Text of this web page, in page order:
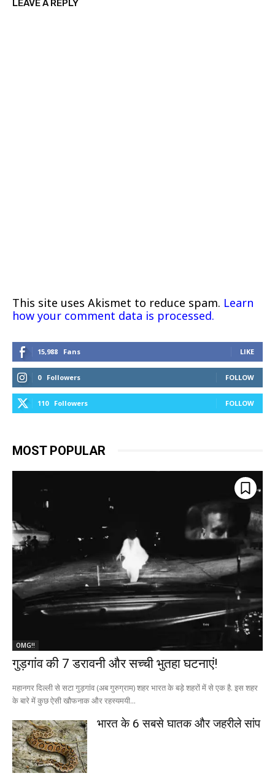
LEAVE A REPLY
This site uses Akismet to reduce spam. Learn
how your comment data is processed.
15,988 Fans LIKE
0 Followers FOLLOW
110 Followers FOLLOW
MOST POPULAR
OMG!!
गुड़गांव की 7 डरावनी और सच्ची भुतहा घटनाएं!
महानगर दिल्ली से सटा गुड़गांव (अब गुरुग्राम) शहर भारत के बड़े शहरों में से एक है. इस शहर
के बारे में कुछ ऐसी खौफनाक और रहस्यमयी...
भारत के 6 सबसे घातक और जहरीले सांप